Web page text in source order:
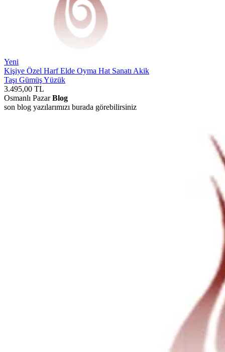
Yeni
Kişiye Özel Harf Elde Oyma Hat Sanatı Akik
Taşı Gümüş Yüzük
3.495,00 TL
Osmanlı PazarBlog
son blog yazılarımızı burada görebilirsiniz